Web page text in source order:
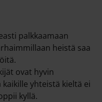
palkkaamaan
heistä saa
ovat hyvin
yhteistä kieltä ei
kyllä.